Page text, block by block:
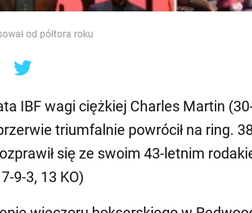
od półtora roku
IBF wagi ciężkiej Charles Martin
triumfalnie powrócił na ring.
się ze swoim 43-letnim
9-3, 13 KO)